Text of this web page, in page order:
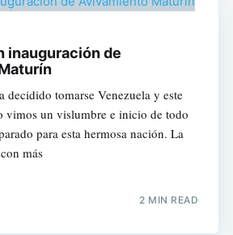
inauguración de
decidido tomarse Venezuela y este
vimos un vislumbre e inicio de todo
para esta hermosa nación. La
más
2 MIN READ